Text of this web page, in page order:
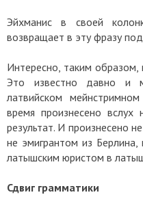
Эйхманис в своей
возвращает в эту фразу
Интересно, таким
Это известно давно и
латвийском
время произнесено вслух
результат. И произнесено
не эмигрантом из
латышским юристом в
Сдвиг грамматики